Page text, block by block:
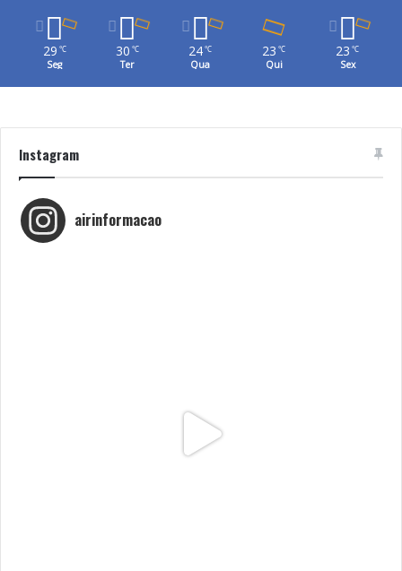
29 ℃
Seg
30 ℃
Ter
24℃
Qua
23 ℃
Qui
23 ℃
Sex
Instagram
airinformacao